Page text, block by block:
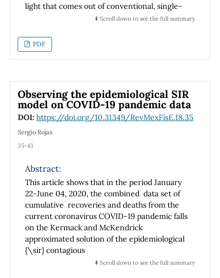
light that comes out of conventional, single-
mode and multimode optical fibers, which is of
with microparticles. As a parameter of analysis
and quantification we use the degree of
diffraction of the light propagation beams, at
Resulted intensity field distributions give us
important microscopic information to
consider for light interaction with such
microparticles.
⬇️ Scroll down to see the full summary
PDF
Observing the epidemiological SIR
model on COVID-19 pandemic data
DOI: https://doi.org/10.31349/RevMexFisE.18.35
Sergio Rojas
35-43
Abstract:
This article shows that in the period January
22-June 04, 2020, the combined data set of
cumulative recoveries and deaths from the
current coronavirus COVID-19 pandemic falls
on the Kermack and McKendrick
approximated solution of the epidemiological
{\sir} contagious
disease model. Then, as an original
⬇️ Scroll down to see the full summary